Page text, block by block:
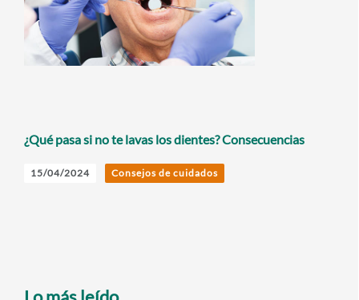
¿Qué pasa si no te lavas los dientes? Consecuencias
15/04/2024 Consejos de cuidados